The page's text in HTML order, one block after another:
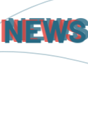
NEWS